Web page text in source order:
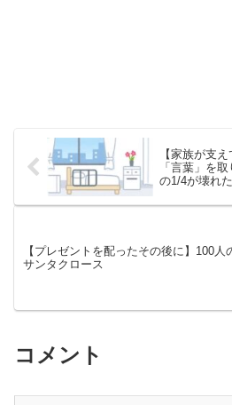
【家族が支
「言葉」を
の1/4が壊れ
【プレゼントを配ったその後に】100人
サンタクロース
コメント